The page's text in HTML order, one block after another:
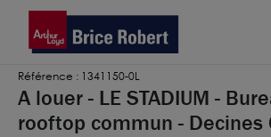
Référence : 1341150-0L
A louer - LE STADIUM -
rooftop commun - Decines